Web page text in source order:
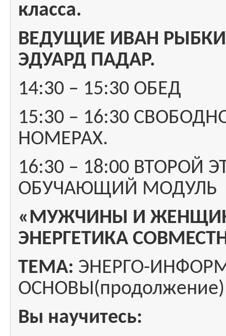
класса.
ВЕДУЩИЕ ИВАН
ЭДУАРД ПАДАР.
14:30 – 15:30 ОБЕД
15:30 – 16:30
НОМЕРАХ.
16:30 – 18:00 ВТОРОЙ
ОБУЧАЮЩИЙ МОДУЛЬ
«МУЖЧИНЫ И
ЭНЕРГЕТИКА
ТЕМА: ЭНЕРГО-
ОСНОВЫ(продолжение)
Вы научитесь: